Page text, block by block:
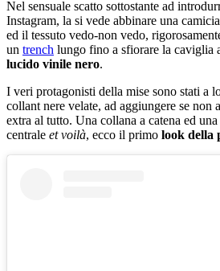
Nel sensuale scatto sottostante ad
Instagram, la si vede abbinare una
ed il tessuto vedo-non vedo,
un trench lungo fino a sfiorare la caviglia
lucido vinile nero.
I veri protagonisti della mise sono stati a
collant nere velate, ad aggiungere se non
extra al tutto. Una collana a catena ed
centrale et voilà, ecco il primo look della